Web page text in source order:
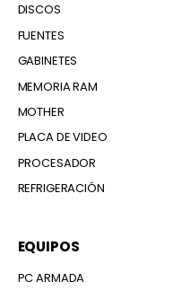
DISCOS
FUENTES
GABINETES
MEMORIA RAM
MOTHER
PLACA DE VIDEO
PROCESADOR
REFRIGERACIÓN
EQUIPOS
PC ARMADA